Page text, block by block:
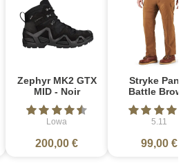
Zephyr MK2 GTX
MID - Noir
Lowa
200,00 €
Stryke Pant -
Battle Brown
5.11
99,00 €